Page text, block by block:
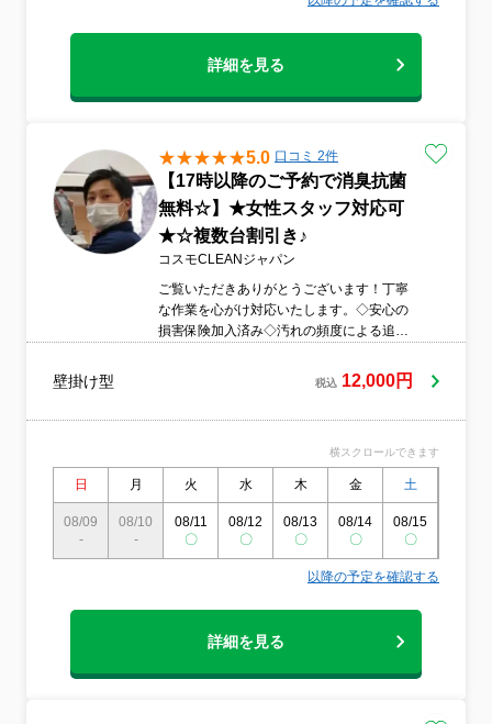
詳細を見る
5.0 口コミ 2件
【17時以降のご予約で消臭抗菌
無料☆】★女性スタッフ対応可
★☆複数台割引き♪
コスモCLEANジャパン
ご覧いただきありがとうございます！丁寧
な作業を心がけ対応いたします。◇安心の
損害保険加入済み◇汚れの頻度による追加
煙者が作業致します◇営業時間外・対応地
壁掛け型 税込 12,000円
横スクロールできます
日 月 火 水 木 金 土
08/09
-
08/10
-
08/11
〇
08/12
〇
08/13
〇
08/14
〇
08/15
〇
以降の予定を確認する
詳細を見る